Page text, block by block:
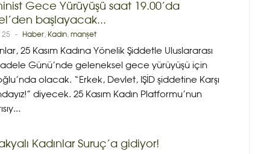
Gece Yürüyüşü saat 19.00’da
başlayacak...
25 - Haber, Kadın, manşet
25 Kasım Kadına Yönelik Şiddetle Uluslararası
Günü’nde geleneksel gece yürüyüşü için
olacak. “Erkek, Devlet, IŞİD şiddetine Karşı
diyecek. 25 Kasım Kadın Platformu’nun
Kadınlar Suruç’a gidiyor!